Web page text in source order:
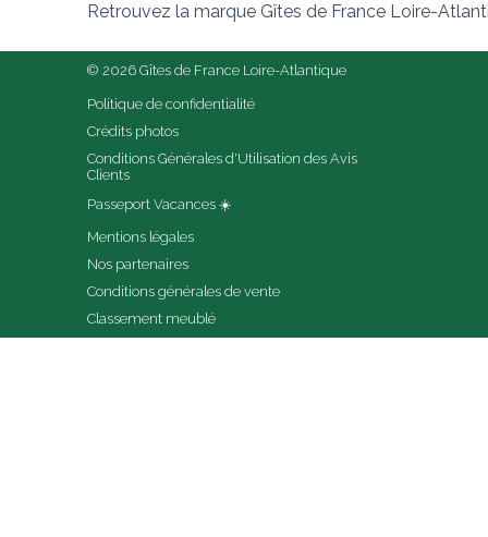
Retrouvez la marque Gîtes de France Loire-
© 2026 Gîtes de France Loire-Atlantique
Politique de confidentialité
Crédits photos
Conditions Générales d'Utilisation des Avis
Clients
Passeport Vacances ☀️
Mentions légales
Nos partenaires
Conditions générales de vente
Classement meublé